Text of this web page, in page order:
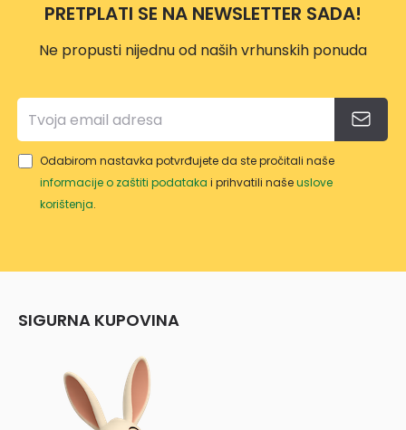
PRETPLATI SE NA NEWSLETTER SADA!
Ne propusti nijednu od naših vrhunskih ponuda
Odabirom nastavka potvrđujete da ste pročitali naše
informacije o zaštiti podataka i prihvatili našeuslove
korištenja.
SIGURNA KUPOVINA